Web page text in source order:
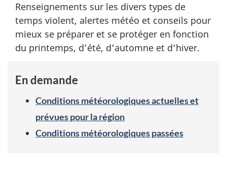
é
o
a
Renseignements sur les divers types de
temps violent, alertes météo et conseils pour
mieux se préparer et se protéger en fonction
du printemps, d’été, d’automne et d’hiver.
En demande
Conditions météorologiques actuelles et
prévues pour la région
Conditions météorologiques passées